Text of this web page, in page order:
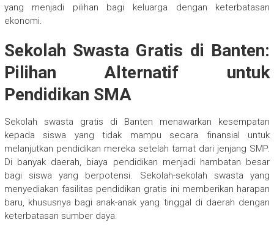
yang menjadi pilihan bagi keluarga dengan keterbatasan
ekonomi.
Sekolah Swasta Gratis di Banten:
Pilihan Alternatif untuk
Pendidikan SMA
Sekolah swasta gratis di Banten menawarkan kesempatan
kepada siswa yang tidak mampu secara finansial untuk
melanjutkan pendidikan mereka setelah tamat dari jenjang SMP.
Di banyak daerah, biaya pendidikan menjadi hambatan besar
bagi siswa yang berpotensi. Sekolah-sekolah swasta yang
menyediakan fasilitas pendidikan gratis ini memberikan harapan
baru, khususnya bagi anak-anak yang tinggal di daerah dengan
keterbatasan sumber daya.